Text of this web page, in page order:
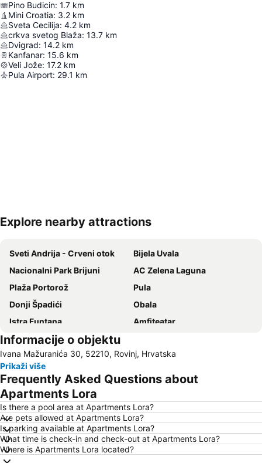
Pino Budicin: 1.7 km
Mini Croatia: 3.2 km
Sveta Cecilija: 4.2 km
crkva svetog Blaža: 13.7 km
Dvigrad: 14.2 km
Kanfanar: 15.6 km
Veli Jože: 17.2 km
Pula Airport: 29.1 km
Explore nearby attractions
Sveti Andrija - Crveni otok
Bijela Uvala
Nacionalni Park Brijuni
AC Zelena Laguna
Plaža Portorož
Pula
Donji Špadići
Obala
Istra Funtana
Amfiteatar
Ambrela
Villas Rubin
Slovenska Obala
Zlatni Rt
Laguna Stella Maris
Delfin
Amarin
Stari Grad
AC Zelena Laguna
Istrian Riviera
FKK Ulika
Brioni
Polari
Gradsko kupalište Poreč
Informacije o objektu
Ivana Mažuranića 30, 52210, Rovinj, Hrvatska
Prikaži više
Frequently Asked Questions about
Apartments Lora
Is there a pool area at Apartments Lora?
Are pets allowed at Apartments Lora?
Is parking available at Apartments Lora?
What time is check-in and check-out at Apartments Lora?
Where is Apartments Lora located?